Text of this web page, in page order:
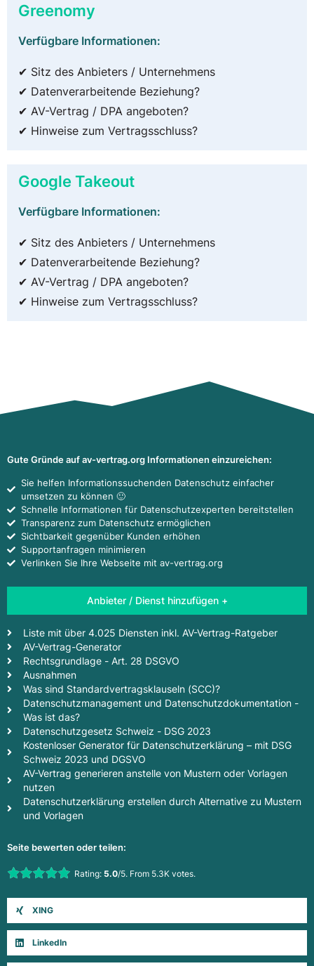
Greenomy
Verfügbare Informationen:
✔ Sitz des Anbieters / Unternehmens
✔ Datenverarbeitende Beziehung?
✔ AV-Vertrag / DPA angeboten?
✔ Hinweise zum Vertragsschluss?
Google Takeout
Verfügbare Informationen:
✔ Sitz des Anbieters / Unternehmens
✔ Datenverarbeitende Beziehung?
✔ AV-Vertrag / DPA angeboten?
✔ Hinweise zum Vertragsschluss?
Gute Gründe auf av-vertrag.org Informationen einzureichen:
Sie helfen Informationssuchenden Datenschutz einfacher
umsetzen zu können 🙂
Schnelle Informationen für Datenschutzexperten bereitstellen
Transparenz zum Datenschutz ermöglichen
Sichtbarkeit gegenüber Kunden erhöhen
Supportanfragen minimieren
Verlinken Sie Ihre Webseite mit av-vertrag.org
Anbieter / Dienst hinzufügen +
Liste mit über 4.025 Diensten inkl. AV-Vertrag-Ratgeber
AV-Vertrag-Generator
Rechtsgrundlage - Art. 28 DSGVO
Ausnahmen
Was sind Standardvertragsklauseln (SCC)?
Datenschutzmanagement und Datenschutzdokumentation -
Was ist das?
Datenschutzgesetz Schweiz - DSG 2023
Kostenloser Generator für Datenschutzerklärung – mit DSG
Schweiz 2023 und DGSVO
AV-Vertrag generieren anstelle von Mustern oder Vorlagen
nutzen
Datenschutzerklärung erstellen durch Alternative zu Mustern
und Vorlagen
Seite bewerten oder teilen:
Rate this item:Rating: 5.0/5. From 5.3K votes.
XING
LinkedIn